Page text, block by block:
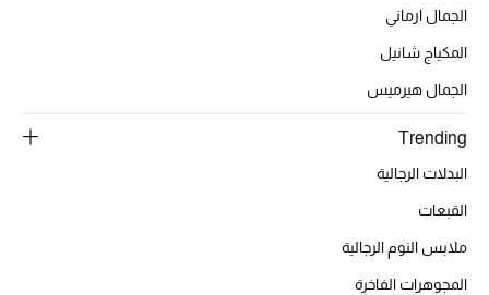
مكتشف العطور
المكياج
العناية بالبشرة
مستحضرات العناية
مستحضرات الاستحمام والعناية بالجسم
الجمال ارماني
المكياج شانيل
الجمال هيرميس
Trending
البدلات الرجالية
القبعات
ملابس النوم الرجالية
المجوهرات الفاخرة